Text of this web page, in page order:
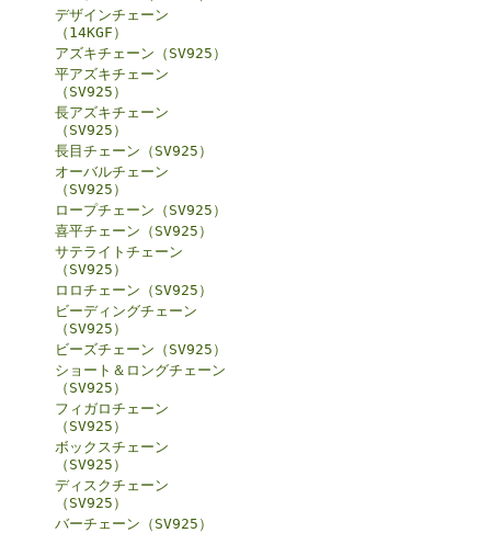
デザインチェーン
（14KGF）
アズキチェーン（SV925）
平アズキチェーン
（SV925）
長アズキチェーン
（SV925）
長目チェーン（SV925）
オーバルチェーン
（SV925）
ロープチェーン（SV925）
喜平チェーン（SV925）
サテライトチェーン
（SV925）
ロロチェーン（SV925）
ビーディングチェーン
（SV925）
ビーズチェーン（SV925）
ショート＆ロングチェーン
（SV925）
フィガロチェーン
（SV925）
ボックスチェーン
（SV925）
ディスクチェーン
（SV925）
バーチェーン（SV925）